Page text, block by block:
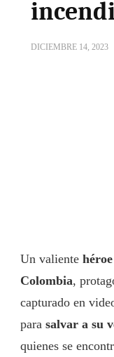
DICIEMBRE 14, 2023
Un valiente
Colombia,
capturado en
para salvar a su
quienes se